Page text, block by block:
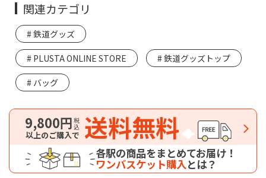
関連カテゴリ
鉄道グッズ
PLUSTA ONLINE STORE 鉄道グッズトップ
バッグ
9,800円税込
以上のご購入で 送料無料
各駅の商品をまとめてお届け！
ワンバスケット購入とは？